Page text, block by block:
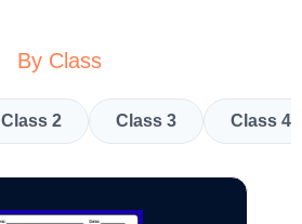
By Class
Class 2 Class 3 Class 4